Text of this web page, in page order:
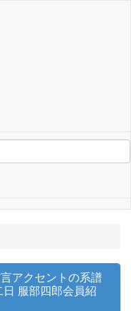
アクセントの系譜
服部四郎会員紹